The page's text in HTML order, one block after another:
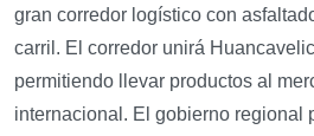
gran corredor logístico con
carril. El corredor unirá
permitiendo llevar productos al
internacional. El gobierno regional